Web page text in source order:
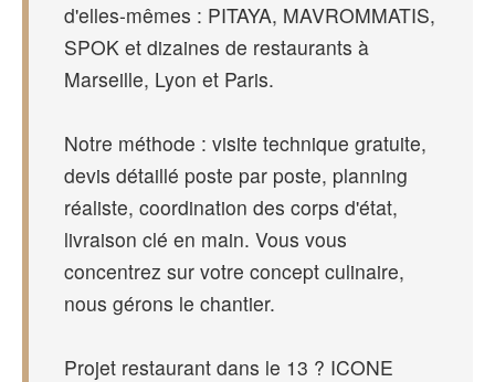
d'elles-mêmes : PITAYA, MAVROMMATIS,
SPOK et dizaines de restaurants à
Marseille, Lyon et Paris.
Notre méthode : visite technique gratuite,
devis détaillé poste par poste, planning
réaliste, coordination des corps d'état,
livraison clé en main. Vous vous
concentrez sur votre concept culinaire,
nous gérons le chantier.
Projet restaurant dans le 13 ? ICONE